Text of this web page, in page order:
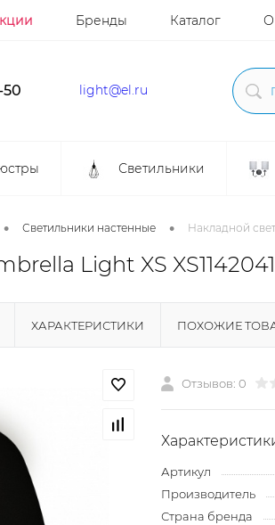
Бренды Каталог О
50 light@el.ru
Светильники
• Светильники настенные • Накладной
Light XS XS1142041
ХАРАКТЕРИСТИКИ ПОХОЖИЕ
Отзывов: 0
Артикул
Производитель
Страна бренда